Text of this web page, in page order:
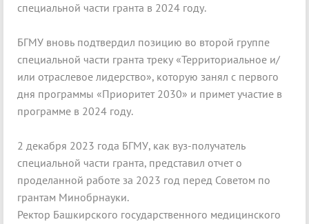
специальной части гранта в 2024 году.
БГМУ вновь подтвердил позицию во второй группе
специальной части гранта треку «Территориальное и/
или отраслевое лидерство», которую занял с первого
дня программы «Приоритет 2030» и примет участие в
программе в 2024 году.
2 декабря 2023 года БГМУ, как вуз-получатель
специальной части гранта, представил отчет о
проделанной работе за 2023 год перед Советом по
грантам Минобрнауки.
Ректор Башкирского государственного медицинского